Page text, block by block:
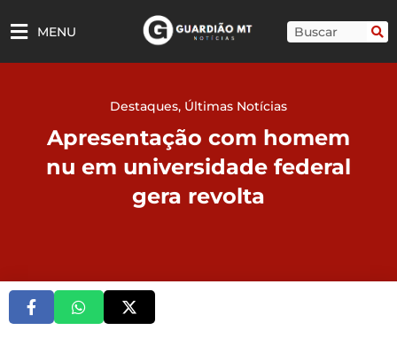
para
MENU Pesquisar
Destaques, Últimas Notícias
Apresentação com homem
nu em universidade federal
gera revolta